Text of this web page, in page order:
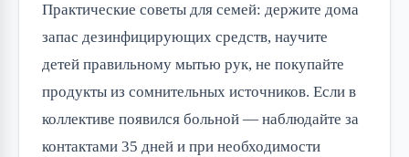
Практические советы для семей: держите дома
запас дезинфицирующих средств, научите
детей правильному мытью рук, не покупайте
продукты из сомнительных источников. Если в
коллективе появился больной — наблюдайте за
контактами 35 дней и при необходимости